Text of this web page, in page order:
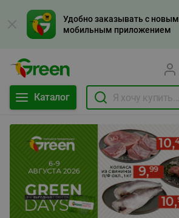
Удобно заказывать с новым
мобильным приложением
Каталог